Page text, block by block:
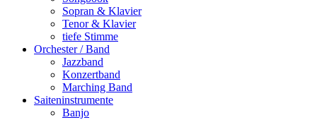
Sopran & Klavier
Tenor & Klavier
tiefe Stimme
Orchester / Band
Jazzband
Konzertband
Marching Band
Saiteninstrumente
Banjo